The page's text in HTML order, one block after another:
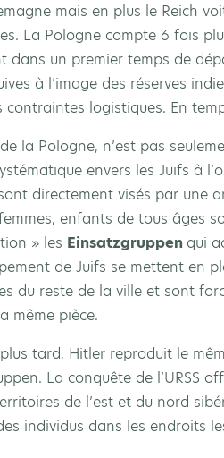
mais en plus le Reich
La Pologne compte 6 fois
dans un premier temps de
à l’image des réserves
contraintes logistiques. En
la Pologne, n’est pas
envers les Juifs à
directement visés par une
enfants de tous âges
» les Einsatzgruppen qui
de Juifs se mettent en
du reste de la ville et sont
même pièce.
tard, Hitler reproduit le
La conquête de l’URSS
de l’est et du nord
individus dans les endroits